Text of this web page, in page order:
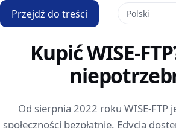
Przejdź do treści
Kupić WISE-
Od sierpnia 2022 roku WISE-FTP
społeczności bezpłatnie. Edycja